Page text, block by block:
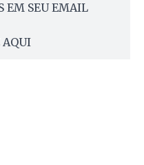
EM SEU EMAIL
AQUI